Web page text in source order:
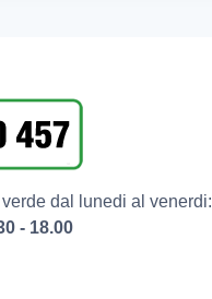
dal lunedi al venerdi:
- 18.00